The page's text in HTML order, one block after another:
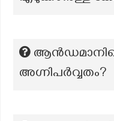
അഗ്നിപർവ്വതം?